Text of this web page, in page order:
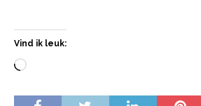
Vind ik leuk: